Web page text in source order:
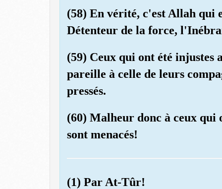
(58) En vérité, c'est Allah qui
Détenteur de la force,
(59) Ceux qui ont été
pareille à celle de leurs
pressés.
(60) Malheur donc à ceux qui
sont menacés!
(1) Par At-Tûr!